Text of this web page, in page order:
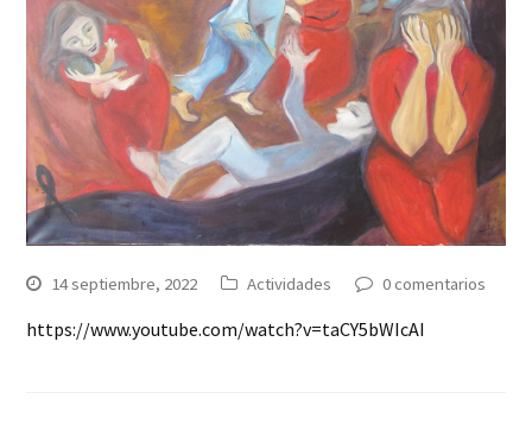
14 septiembre, 2022 Actividades 0 comentarios
https://www.youtube.com/watch?v=taCY5bWIcAI